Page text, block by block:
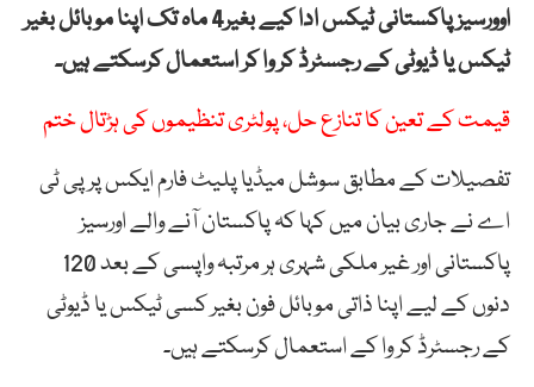
اوورسیز پاکستانی ٹیکس ادا کیے بغیر4 ماہ تک اپنا موبائل بغیر
ٹیکس یا ڈیوٹی کے رجسٹرڈ کر وا کر استعمال کرسکتے ہیں۔
قیمت کے تعین کا تنازع حل، پولٹری تنظیموں کی ہڑتال ختم
تفصیلات کے مطابق سوشل میڈیا پلیٹ فارم ایکس پر پی ٹی
اے نے جاری بیان میں کہا کہ پاکستان آنے والے اورسیز
پاکستانی اور غیر ملکی شہری ہر مرتبہ واپسی کے بعد 120
دنوں کے لیے اپنا ذاتی موبائل فون بغیر کسی ٹیکس یا ڈیوٹی
کے رجسٹرڈ کر وا کے استعمال کرسکتے ہیں۔